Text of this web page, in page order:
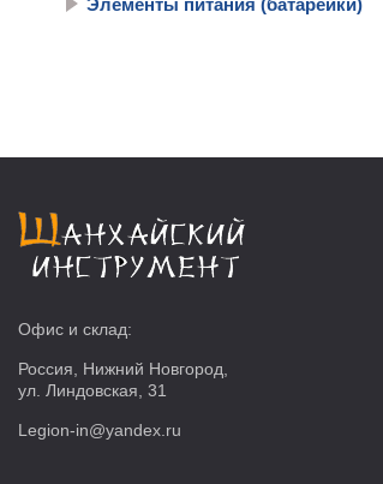
Элементы питания (батарейки)
Офис и склад:
Россия, Нижний Новгород,
ул. Линдовская, 31
Legion-in@yandex.ru